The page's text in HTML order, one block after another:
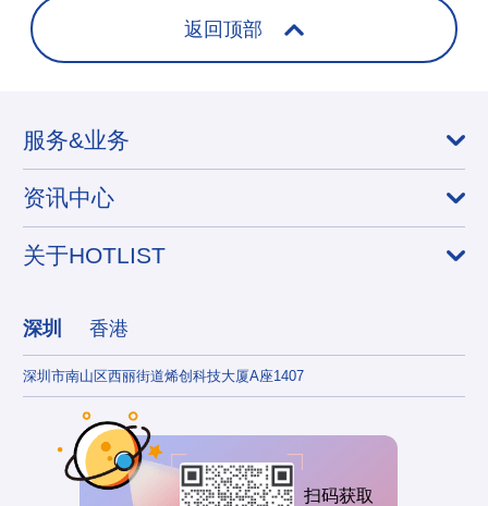
返回顶部
服务&业务
资讯中心
关于HOTLIST
深圳 香港
深圳市南山区西丽街道烯创科技大厦A座1407
扫码获取